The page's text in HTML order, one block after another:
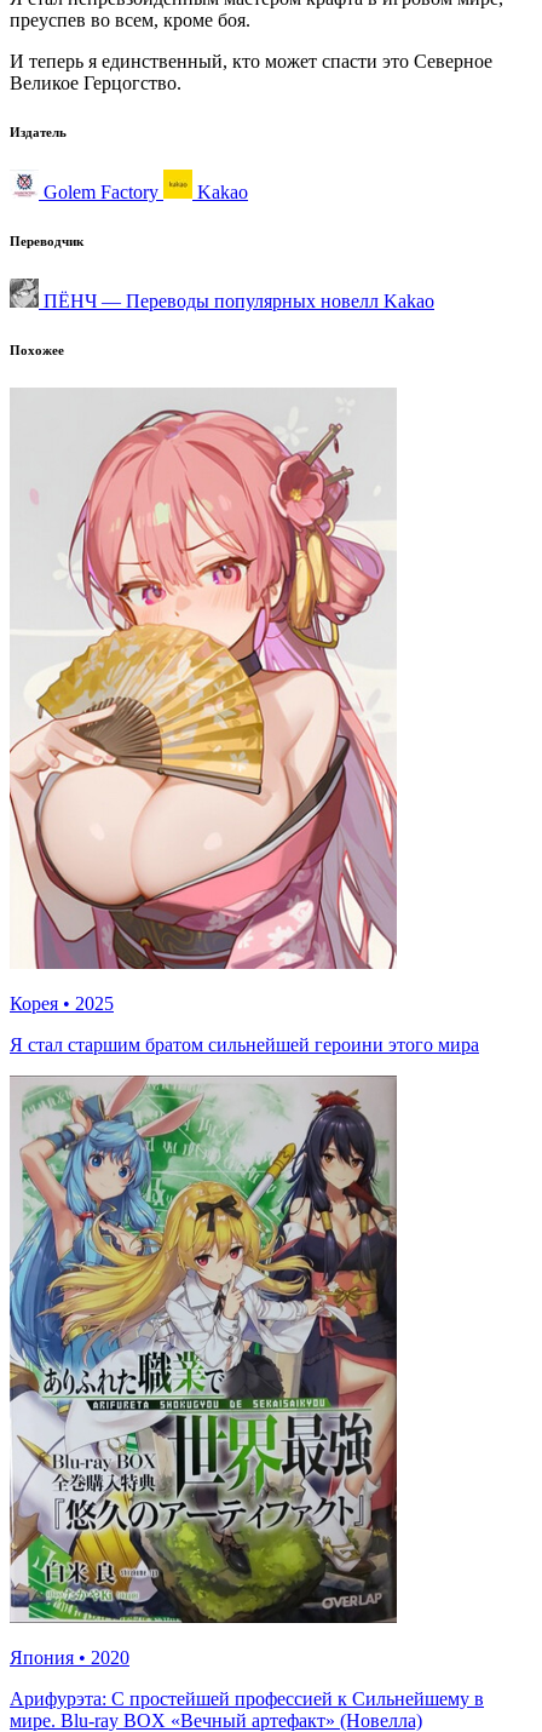
преуспев во всем, кроме боя.
И теперь я единственный, кто может спасти это Северное
Великое Герцогство.
Издатель
Golem Factory Kakao
Переводчик
ПЁНЧ — Переводы популярных новелл Kakao
Похожее
Корея • 2025
Я стал старшим братом сильнейшей героини этого мира
Япония • 2020
Арифурэта: С простейшей профессией к Сильнейшему в
мире. Blu-ray BOX «Вечный артефакт» (Новелла)